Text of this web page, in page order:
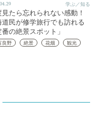
学ぶ／知る
たら忘れられない感動！
道民が修学旅行でも訪れる
番の絶景スポット」
良野 絶景 花畑 観光